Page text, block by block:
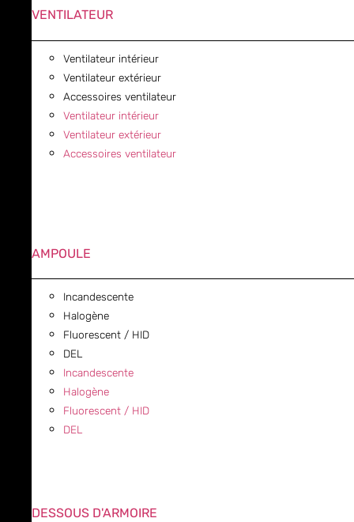
VENTILATEUR
Ventilateur intérieur
Ventilateur extérieur
Accessoires ventilateur
Ventilateur intérieur
Ventilateur extérieur
Accessoires ventilateur
AMPOULE
Incandescente
Halogène
Fluorescent / HID
DEL
Incandescente
Halogène
Fluorescent / HID
DEL
DESSOUS D'ARMOIRE